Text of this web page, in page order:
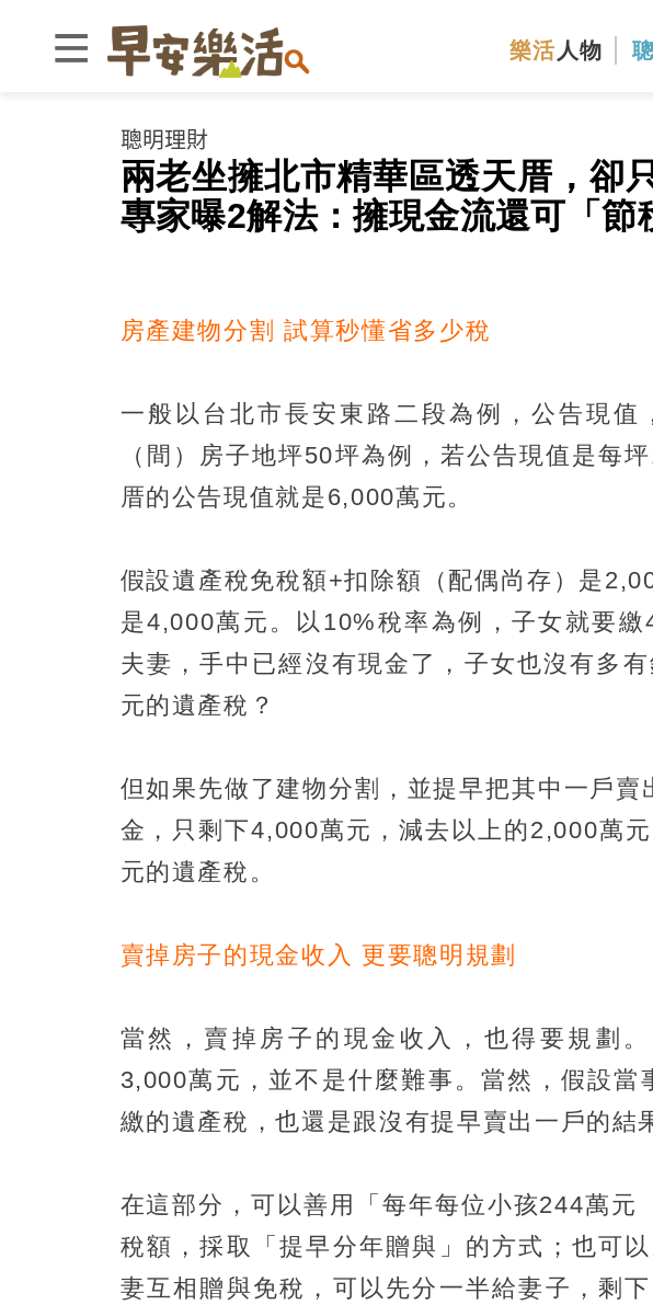
樂活 人物
聰明理財
兩老坐擁北市精華區透天厝，卻
專家曝2解法：擁現金流還可「節
房產建物分割 試算秒懂省多少稅
一般以台北市長安東路二段為例，公告現
（間）房子地坪50坪為例，若公告現值是每
厝的公告現值就是6,000萬元。
假設遺產稅免稅額+扣除額（配偶尚存）是
是4,000萬元。以10%稅率為例，子女就要
夫妻，手中已經沒有現金了，子女也沒有多
元的遺產稅？
但如果先做了建物分割，並提早把其中一戶
金，只剩下4,000萬元，減去以上的2,000萬
元的遺產稅。
賣掉房子的現金收入 更要聰明規劃
當然，賣掉房子的現金收入，也得要規劃
3,000萬元，並不是什麼難事。當然，假設當
繳的遺產稅，也還是跟沒有提早賣出一戶的結
在這部分，可以善用「每年每位小孩244萬元
稅額，採取「提早分年贈與」的方式；也可
妻互相贈與免稅，可以先分一半給妻子，剩